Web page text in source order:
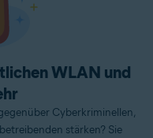
WLAN und
Cyberkriminellen,
stärken? Sie